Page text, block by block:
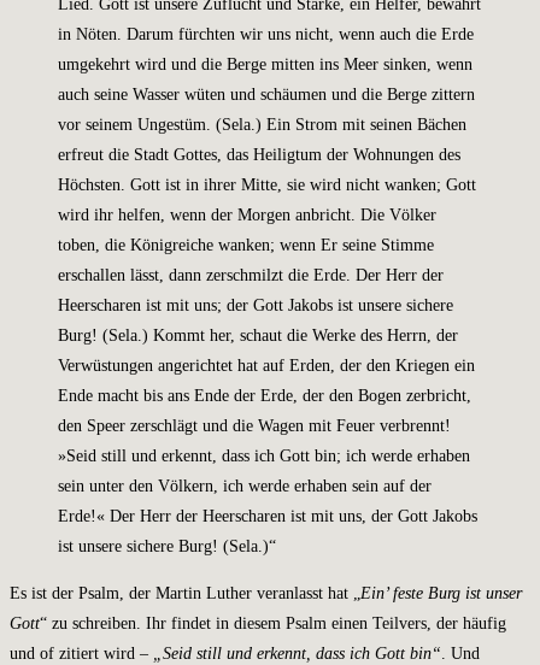
in Nöten. Darum fürchten wir uns nicht, wenn auch die Erde
umgekehrt wird und die Berge mitten ins Meer sinken, wenn
auch seine Wasser wüten und schäumen und die Berge zittern
vor seinem Ungestüm. (Sela.) Ein Strom mit seinen Bächen
erfreut die Stadt Gottes, das Heiligtum der Wohnungen des
Höchsten. Gott ist in ihrer Mitte, sie wird nicht wanken; Gott
wird ihr helfen, wenn der Morgen anbricht. Die Völker
toben, die Königreiche wanken; wenn Er seine Stimme
erschallen lässt, dann zerschmilzt die Erde. Der Herr der
Heerscharen ist mit uns; der Gott Jakobs ist unsere sichere
Burg! (Sela.) Kommt her, schaut die Werke des Herrn, der
Verwüstungen angerichtet hat auf Erden, der den Kriegen ein
Ende macht bis ans Ende der Erde, der den Bogen zerbricht,
den Speer zerschlägt und die Wagen mit Feuer verbrennt!
»Seid still und erkennt, dass ich Gott bin; ich werde erhaben
sein unter den Völkern, ich werde erhaben sein auf der
Erde!« Der Herr der Heerscharen ist mit uns, der Gott Jakobs
ist unsere sichere Burg! (Sela.)“
Es ist der Psalm, der Martin Luther veranlasst hat „ Ein’ feste Burg ist unser
Gott“ zu schreiben. Ihr findet in diesem Psalm einen Teilvers, der häufig
und of zitiert wird –
„Seid still und erkennt, dass ich Gott bin“ . Und